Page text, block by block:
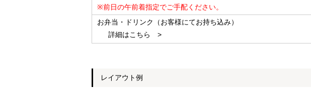
※前日の午前着指定でご手配ください。
お弁当・ドリンク（お客様にてお持ち込み）
詳細はこちら >
レイアウト例